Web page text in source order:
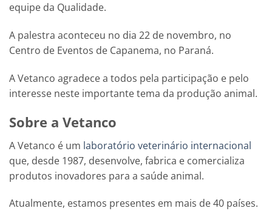
equipe da Qualidade.
A palestra aconteceu no dia 22 de novembro, no
Centro de Eventos de Capanema, no Paraná.
A Vetanco agradece a todos pela participação e pelo
interesse neste importante tema da produção animal.
Sobre a Vetanco
A Vetanco é um laboratório veterinário internacional
que, desde 1987, desenvolve, fabrica e comercializa
produtos inovadores para a saúde animal.
Atualmente, estamos presentes em mais de 40 países.